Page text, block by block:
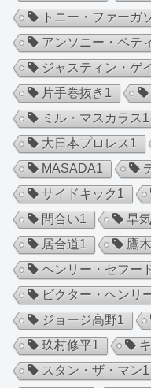
トニー・ファーガ
アンソニー・ペテ
ジャスティン・ゲ
片手巻抜き 1
ミル・マスカラス1
大日本プロレス1
MASADA1
サイドキック1
間合い1 早気
居合道1 鷹
ヘンリー・セフー
ビクター・ヘンリ
ジョージ高野1
玖村修平1
スタン・ザ・マン1